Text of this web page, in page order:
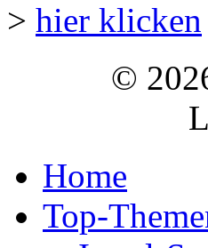
> hier klicken
©
Home
Top-